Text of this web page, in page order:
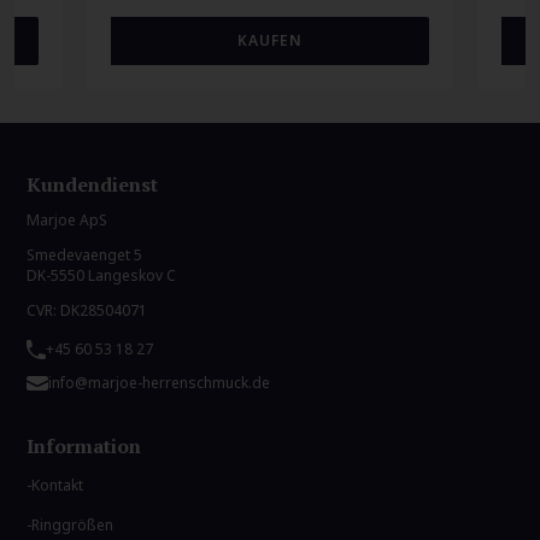
Kundendienst
Marjoe ApS
Smedevaenget 5
DK-5550 Langeskov C
CVR: DK28504071
+45 60 53 18 27
info@marjoe-herrenschmuck.de
Information
Kontakt
Ringgrößen